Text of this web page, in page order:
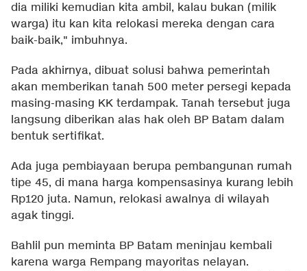
dia miliki kemudian kita ambil, kalau bukan (milik
warga) itu kan kita relokasi mereka dengan cara
baik-baik," imbuhnya.
Pada akhirnya, dibuat solusi bahwa pemerintah
akan memberikan tanah 500 meter persegi kepada
masing-masing KK terdampak. Tanah tersebut juga
langsung diberikan alas hak oleh BP Batam dalam
bentuk sertifikat.
Ada juga pembiayaan berupa pembangunan rumah
tipe 45, di mana harga kompensasinya kurang lebih
Rp120 juta. Namun, relokasi awalnya di wilayah
agak tinggi.
Bahlil pun meminta BP Batam meninjau kembali
karena warga Rempang mayoritas nelayan.